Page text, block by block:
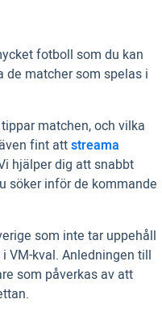
fotboll som du kan
matcher som spelas i
matchen, och vilka
fint attstreama
hjälper dig att snabbt
söker inför de kommande
som inte tar uppehåll
VM-kval. Anledningen till
som påverkas av att